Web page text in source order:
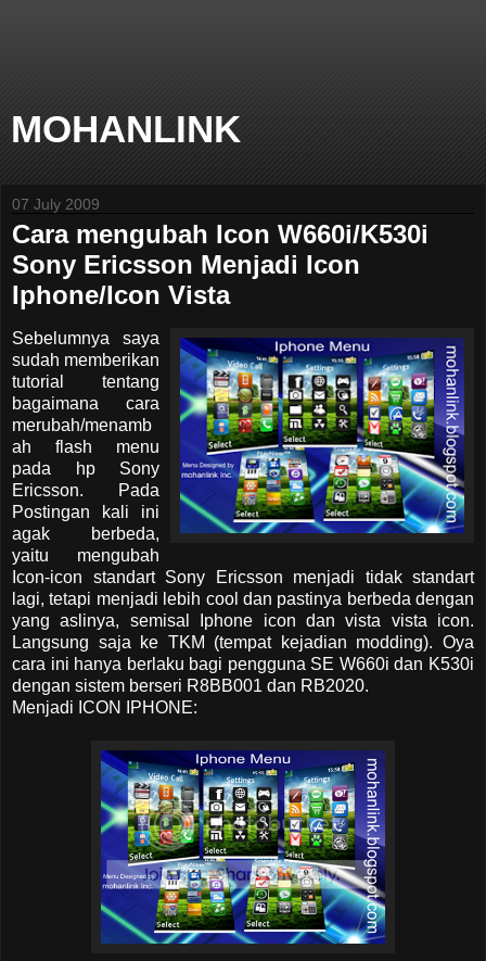
MOHANLINK
07 July 2009
Cara mengubah Icon W660i/K530i
Sony Ericsson Menjadi Icon
Iphone/Icon Vista
Sebelumnya saya
sudah memberikan
tutorial tentang
bagaimana cara
merubah/menamb
ah flash menu
pada hp Sony
Ericsson. Pada
Postingan kali ini
agak berbeda,
yaitu mengubah
Icon-icon standart Sony Ericsson menjadi tidak standart
lagi, tetapi menjadi lebih cool dan pastinya berbeda dengan
yang aslinya, semisal Iphone icon dan vista vista icon.
Langsung saja ke TKM (tempat kejadian modding). Oya
cara ini hanya berlaku bagi pengguna SE W660i dan K530i
dengan sistem berseri R8BB001 dan RB2020.
Menjadi ICON IPHONE: